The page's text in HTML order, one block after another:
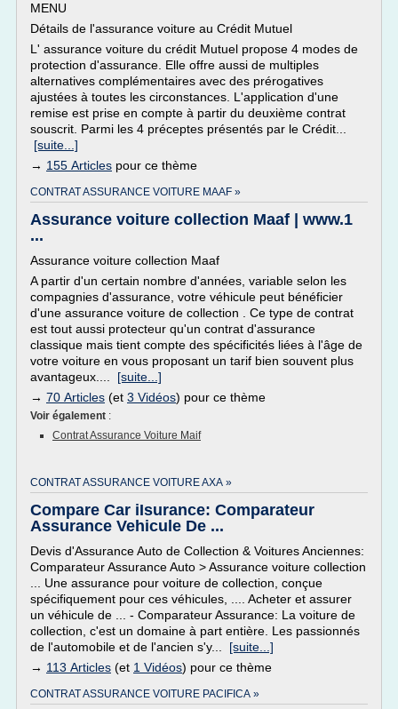
MENU
Détails de l'assurance voiture au Crédit Mutuel
L' assurance voiture du crédit Mutuel propose 4 modes de
protection d'assurance. Elle offre aussi de multiples
alternatives complémentaires avec des prérogatives
ajustées à toutes les circonstances. L'application d'une
remise est prise en compte à partir du deuxième contrat
souscrit. Parmi les 4 préceptes présentés par le Crédit...
[suite...]
→ 155 Articles pour ce thème
CONTRAT ASSURANCE VOITURE MAAF »
Assurance voiture collection Maaf | www.1
...
Assurance voiture collection Maaf
A partir d'un certain nombre d'années, variable selon les
compagnies d'assurance, votre véhicule peut bénéficier
d'une assurance voiture de collection . Ce type de contrat
est tout aussi protecteur qu'un contrat d'assurance
classique mais tient compte des spécificités liées à l'âge de
votre voiture en vous proposant un tarif bien souvent plus
avantageux.... [suite...]
→ 70 Articles (et 3 Vidéos) pour ce thème
Voir également :
Contrat Assurance Voiture Maif
CONTRAT ASSURANCE VOITURE AXA »
Compare Car iIsurance: Comparateur
Assurance Vehicule De ...
Devis d'Assurance Auto de Collection & Voitures Anciennes:
Comparateur Assurance Auto > Assurance voiture collection
... Une assurance pour voiture de collection, conçue
spécifiquement pour ces véhicules, .... Acheter et assurer
un véhicule de ... - Comparateur Assurance: La voiture de
collection, c'est un domaine à part entière. Les passionnés
de l'automobile et de l'ancien s'y... [suite...]
→ 113 Articles (et 1 Vidéos) pour ce thème
CONTRAT ASSURANCE VOITURE PACIFICA »